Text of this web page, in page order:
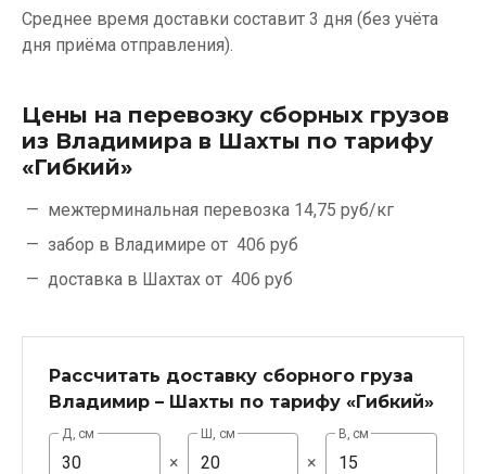
Среднее время доставки составит 3 дня (без учёта
дня приёма отправления).
Цены на перевозку сборных грузов
из Владимира в Шахты по тарифу
«Гибкий»
межтерминальная перевозка 14,75 руб/кг
забор в Владимире от 406 руб
доставка в Шахтах от 406 руб
Рассчитать доставку сборного груза
Владимир – Шахты по тарифу «Гибкий»
Д, см
×
Ш, см
×
В, см